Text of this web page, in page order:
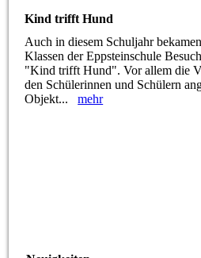
Kind trifft Hund
Auch in diesem Schuljahr
Klassen der Eppsteinschule
"Kind trifft Hund". Vor allem die
den Schülerinnen und Schülern
Objekt...mehr